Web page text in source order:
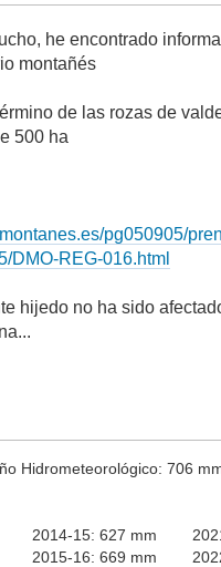
he encontrado
montañés
de las rozas de
500 ha
pg050905/
DMO-REG-016.html
hijedo no ha sido
Hidrometeorológico: 706
2014-15: 627 mm 2021-
2015-16: 669 mm 2022-